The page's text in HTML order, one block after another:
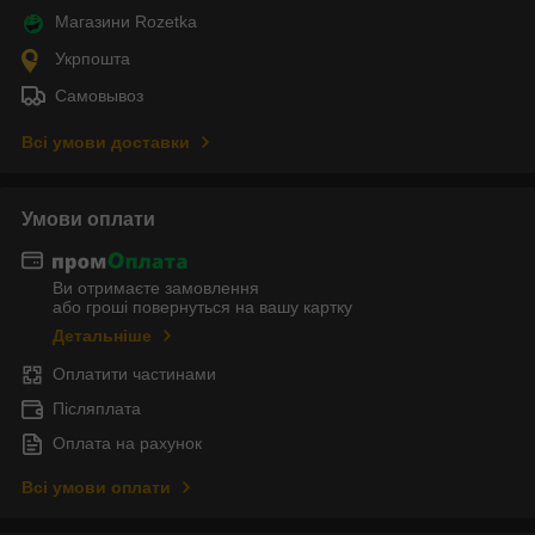
Магазини Rozetka
Укрпошта
Самовывоз
Всі умови доставки
Умови оплати
Ви отримаєте замовлення
або гроші повернуться на вашу картку
Детальніше
Оплатити частинами
Післяплата
Оплата на рахунок
Всі умови оплати